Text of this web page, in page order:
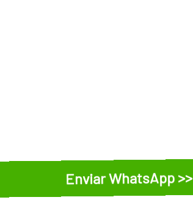
Enviar WhatsApp >>